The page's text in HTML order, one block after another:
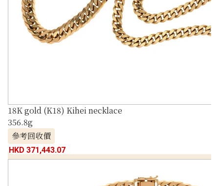
18K gold (K18) Kihei necklace
356.8g
參考回收價
HKD 371,443.07